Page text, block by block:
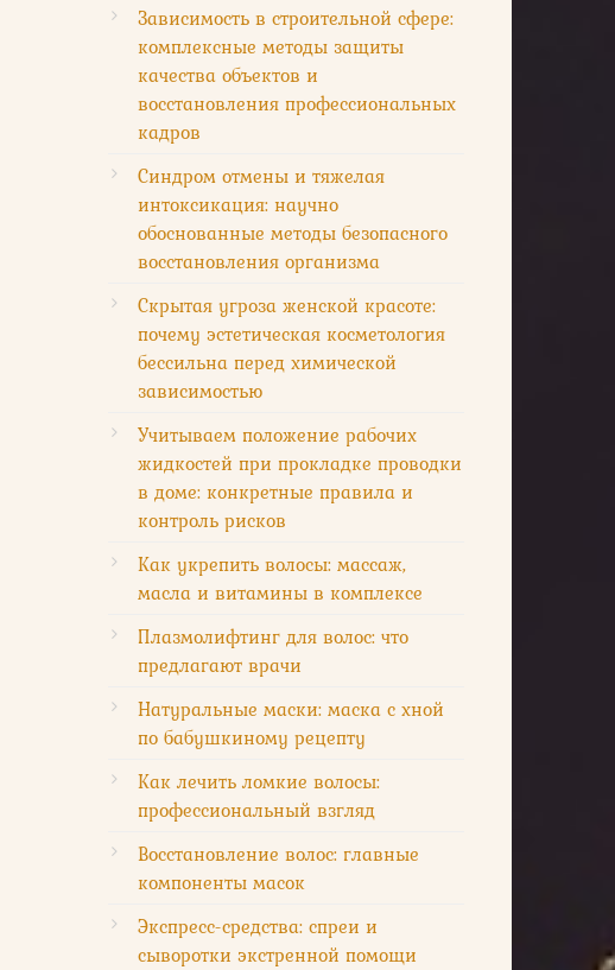
Зависимость в строительной сфере:
комплексные методы защиты
качества объектов и
восстановления профессиональных
кадров
Синдром отмены и тяжелая
интоксикация: научно
обоснованные методы безопасного
восстановления организма
Скрытая угроза женской красоте:
почему эстетическая косметология
бессильна перед химической
зависимостью
Учитываем положение рабочих
жидкостей при прокладке проводки
в доме: конкретные правила и
контроль рисков
Как укрепить волосы: массаж,
масла и витамины в комплексе
Плазмолифтинг для волос: что
предлагают врачи
Натуральные маски: маска с хной
по бабушкиному рецепту
Как лечить ломкие волосы:
профессиональный взгляд
Восстановление волос: главные
компоненты масок
Экспресс-средства: спреи и
сыворотки экстренной помощи